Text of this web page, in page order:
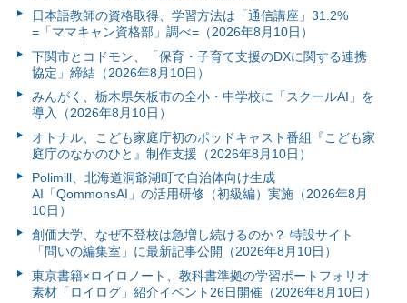
日本語教師の資格取得、学習方法は「通信講座」31.2%
=「ママキャン資格部」調べ=（2026年8月10日）
下関市とコドモン、「保育・子育て支援のDXに関する連携
協定」締結（2026年8月10日）
みんがく、栃木県矢板市の全小・中学校に「スクールAI」を
導入（2026年8月10日）
オトナル、こども家庭庁初のポッドキャスト番組『こども家
庭庁のなかのひと』制作支援（2026年8月10日）
Polimill、北海道洞爺湖町で自治体向け生成
AI「QommonsAI」の活用研修（初級編）実施（2026年8月
10日）
創価大学、なぜ不登校は急増し続けるのか？ 特設サイト
「問いの編集室」に最新記事公開（2026年8月10日）
東京書籍×ロイロノート、教科書準拠の学習ポートフォリオ
素材「ロイログ」紹介イベント26日開催（2026年8月10日）